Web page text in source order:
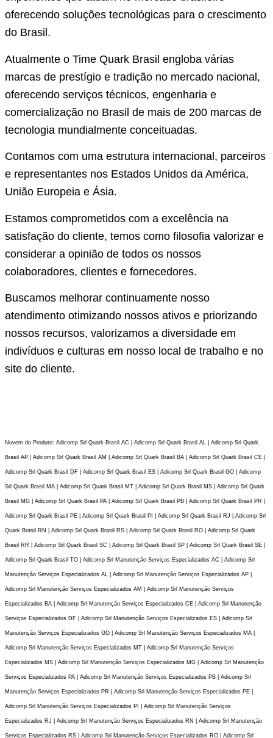
oferecendo soluções tecnológicas para o crescimento
do Brasil.
Atualmente o Time Quark Brasil engloba várias
marcas de prestígio e tradição no mercado nacional,
oferecendo serviços técnicos, engenharia e
comercialização no Brasil de mais de 200 marcas de
tecnologia mundialmente conceituadas.
Contamos com uma estrutura internacional, parceiros
e representantes nos Estados Unidos da América,
União Europeia e Ásia.
Estamos comprometidos com a excelência na
satisfação do cliente, temos como filosofia valorizar e
considerar a opinião de todos os nossos
colaboradores, clientes e fornecedores.
Buscamos melhorar continuamente nosso
atendimento otimizando nossos ativos e priorizando
nossos recursos, valorizamos a diversidade em
indivíduos e culturas em nosso local de trabalho e no
site do cliente.
Nuvem do Produto: Adicomp Srl Quark Brasil AC | Adicomp Srl Quark Brasil AL | Adicomp Srl Quark
Brasil AP | Adicomp Srl Quark Brasil AM | Adicomp Srl Quark Brasil BA | Adicomp Srl Quark Brasil CE |
Adicomp Srl Quark Brasil DF | Adicomp Srl Quark Brasil ES | Adicomp Srl Quark Brasil GO | Adicomp
Srl Quark Brasil MA | Adicomp Srl Quark Brasil MT | Adicomp Srl Quark Brasil MS | Adicomp Srl Quark
Brasil MG | Adicomp Srl Quark Brasil PA | Adicomp Srl Quark Brasil PB | Adicomp Srl Quark Brasil PR |
Adicomp Srl Quark Brasil PE | Adicomp Srl Quark Brasil PI | Adicomp Srl Quark Brasil RJ | Adicomp Srl
Quark Brasil RN | Adicomp Srl Quark Brasil RS | Adicomp Srl Quark Brasil RO | Adicomp Srl Quark
Brasil RR | Adicomp Srl Quark Brasil SC | Adicomp Srl Quark Brasil SP | Adicomp Srl Quark Brasil SE |
Adicomp Srl Quark Brasil TO | Adicomp Srl Manutenção Serviços Especializados AC | Adicomp Srl
Manutenção Serviços Especializados AL | Adicomp Srl Manutenção Serviços Especializados AP |
Adicomp Srl Manutenção Serviços Especializados AM | Adicomp Srl Manutenção Serviços
Especializados BA | Adicomp Srl Manutenção Serviços Especializados CE | Adicomp Srl Manutenção
Serviços Especializados DF | Adicomp Srl Manutenção Serviços Especializados ES | Adicomp Srl
Manutenção Serviços Especializados GO | Adicomp Srl Manutenção Serviços Especializados MA |
Adicomp Srl Manutenção Serviços Especializados MT | Adicomp Srl Manutenção Serviços
Especializados MS | Adicomp Srl Manutenção Serviços Especializados MG | Adicomp Srl Manutenção
Serviços Especializados PA | Adicomp Srl Manutenção Serviços Especializados PB | Adicomp Srl
Manutenção Serviços Especializados PR | Adicomp Srl Manutenção Serviços Especializados PE |
Adicomp Srl Manutenção Serviços Especializados PI | Adicomp Srl Manutenção Serviços
Especializados RJ | Adicomp Srl Manutenção Serviços Especializados RN | Adicomp Srl Manutenção
Serviços Especializados RS | Adicomp Srl Manutenção Serviços Especializados RO | Adicomp Srl